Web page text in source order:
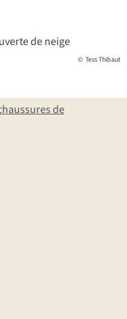
© Tess Thibaut
de